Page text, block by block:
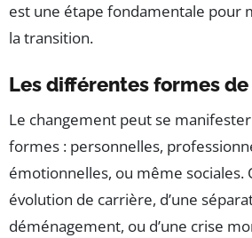
est une étape fondamentale pour
la transition.
Les différentes formes
Le changement peut se
formes : personnelles,
émotionnelles, ou même sociales.
évolution de carrière, d’une
déménagement, ou d’une crise